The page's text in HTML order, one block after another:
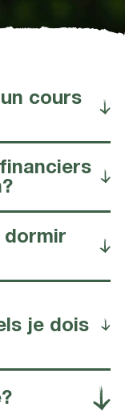
cours
dormir
je dois